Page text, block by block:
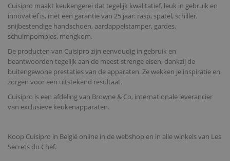
Cuisipro maakt keukengerei dat tegelijk kwalitatief, leuk in gebruik en
innovatief is, met een garantie van 25 jaar: rasp, spatel, schiller,
snijbestendige handschoen, aardappelstamper, gardes,
schuimpompjes, mengkom.
De producten van Cuisipro zijn eenvoudig in gebruik en
beantwoorden tegelijk aan de meest strenge eisen, dankzij de
buitengewone prestaties van de apparaten. Ze wekken je inspiratie en
zorgen voor een uitstekend resultaat.
Cuisipro is een afdeling van Browne & Co, internationale leverancier
van exclusieve keukenapparaten.
Koop Cuisipro in België online in de webshop en in alle winkels van Les
Secrets du Chef.